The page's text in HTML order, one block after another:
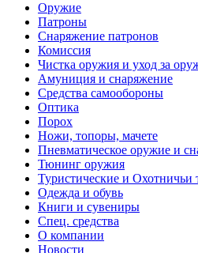
Оружие
Патроны
Снаряжение патронов
Комиссия
Чистка оружия и уход за
Амуниция и снаряжение
Средства самообороны
Оптика
Порох
Ножи, топоры, мачете
Пневматическое оружие и
Тюнинг оружия
Туристические и Охотничьи
Одежда и обувь
Книги и сувениры
Спец. средства
О компании
Новости